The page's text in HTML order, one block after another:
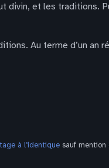
divin, et les traditions.
Au terme d’un an
à l’identique sauf mention